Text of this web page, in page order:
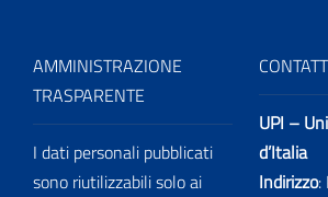
AMMINISTRAZIONE
TRASPARENTE
I dati personali pubblicati
sono riutilizzabili solo ai
UPI –
d’Italia
Indirizzo: